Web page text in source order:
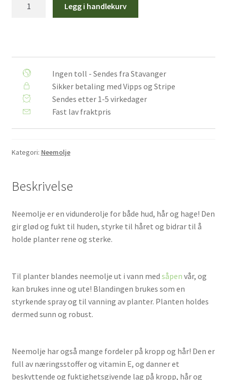
Legg i handlekurv
Ingen toll - Sendes fra Stavanger
Sikker betaling med Vipps og Stripe
Sendes etter 1-5 virkedager
Fast lav fraktpris
Kategori: Neemolje
Beskrivelse
Neemolje er en vidunderolje for både hud, hår og hage! Den
gir glød og fukt til huden, styrke til håret og bidrar til å
holde planter rene og sterke.
Til planter blandes neemolje ut i vann med såpen vår, og
kan brukes inne og ute! Blandingen brukes som en
styrkende spray og til vanning av planter. Planten holdes
dermed sunn og robust.
Neemolje har også mange fordeler på kropp og hår! Den er
full av næringsstoffer og vitamin E, og danner et
beskyttende og fuktighetsgivende lag på kropp, hår og